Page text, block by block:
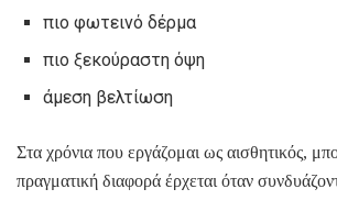
πιο φωτεινό δέρμα
πιο ξεκούραστη όψη
άμεση βελτίωση
Στα χρόνια που εργάζομαι ως αισθητικός,
πραγματική διαφορά έρχεται όταν